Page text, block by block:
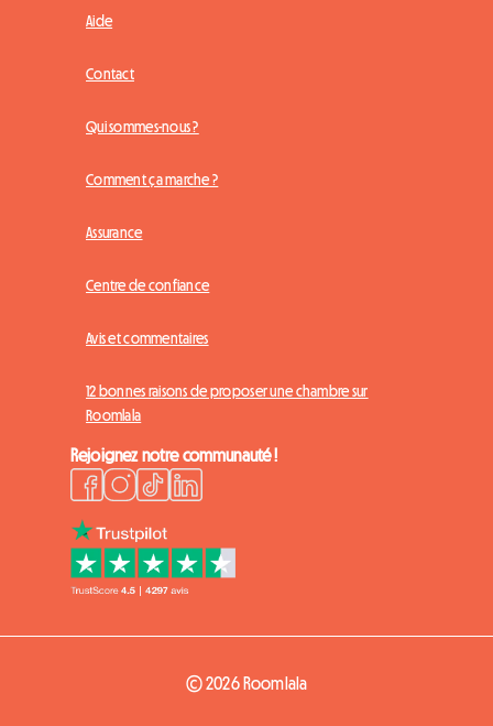
Aide
Contact
Qui sommes-nous ?
Comment ça marche ?
Assurance
Centre de confiance
Avis et commentaires
12 bonnes raisons de proposer une chambre sur
Roomlala
Rejoignez notre communauté !
© 2026 Roomlala